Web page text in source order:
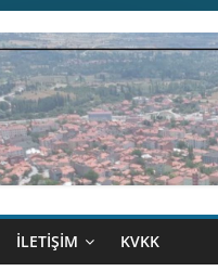
İLETİŞİM KVKK